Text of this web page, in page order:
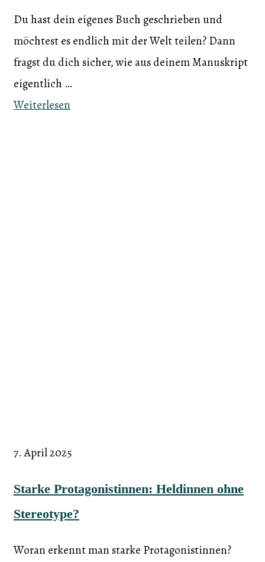
Du hast dein eigenes Buch geschrieben und
möchtest es endlich mit der Welt teilen? Dann
fragst du dich sicher, wie aus deinem Manuskript
eigentlich …
Weiterlesen
7. April 2025
Starke Protagonistinnen: Heldinnen ohne
Stereotype?
Woran erkennt man starke Protagonistinnen?